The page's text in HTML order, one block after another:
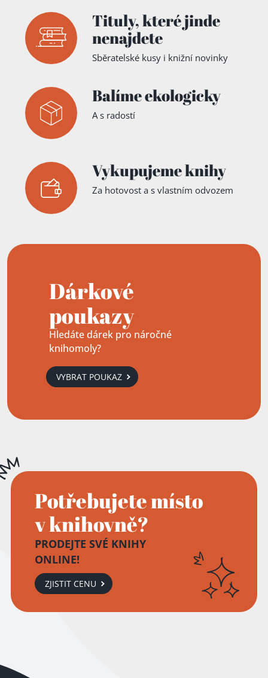
Tituly,které jinde
nenajdete
Sběratelské kusy i knižní novinky
Balíme ekologicky
A s radostí
Vykupujeme knihy
Za hotovost a s vlastním odvozem
Dárkové
poukazy
Hledáte dárek pro náročné
knihomoly?
VYBRAT POUKAZ
Potřebujete místo
v knihovně?
PRODEJTE SVÉ KNIHY
ONLINE!
ZJISTIT CENU